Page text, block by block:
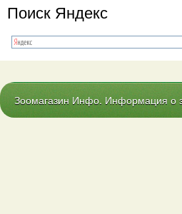
Поиск Яндекс
Зоомагазин Инфо. Информация о